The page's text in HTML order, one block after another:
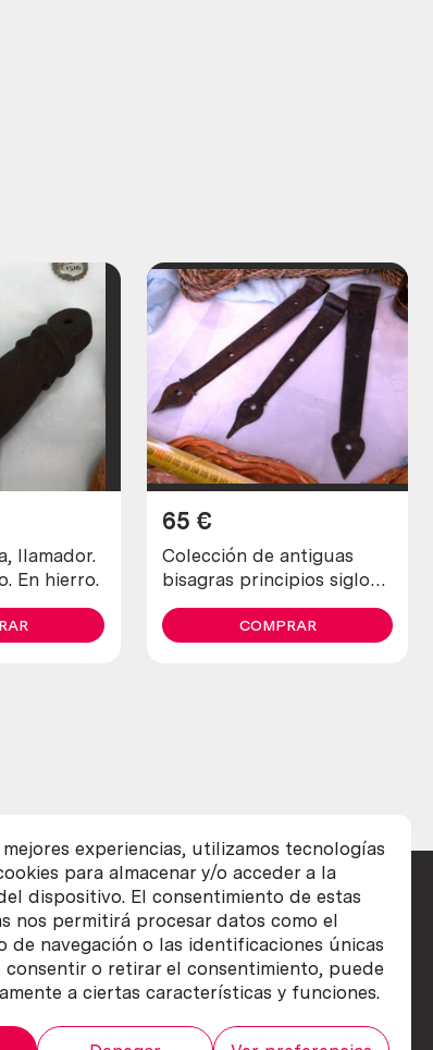
experiencias, utilizamos tecnologías
para almacenar y/o acceder a la
dispositivo. El consentimiento de estas
nos permitirá procesar datos como el
de navegación o las identificaciones únicas
consentir o retirar el consentimiento, puede
a ciertas características y funciones.
llamador.
En hierro.
Colección de antiguas
bisagras principios siglo
XX. Hechas en forja. 3
piezas. Estilo medieval.
65 €
COMPRAR